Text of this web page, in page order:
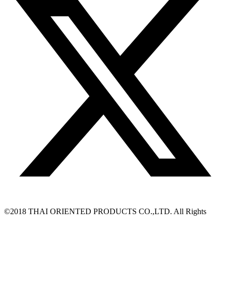
©2018 THAI ORIENTED PRODUCTS CO.,LTD. All Rights